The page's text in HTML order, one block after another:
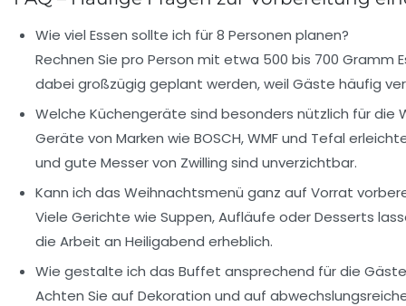
Wie viel Essen sollte ich für 8 Personen planen?
Rechnen Sie pro Person mit etwa 500 bis 700
dabei großzügig geplant werden, weil Gäste häufig
Welche Küchengeräte sind besonders nützlich für die
Geräte von Marken wie BOSCH, WMF und Tefal
und gute Messer von Zwilling sind unverzichtbar.
Kann ich das Weihnachtsmenü ganz auf Vorrat
Viele Gerichte wie Suppen, Aufläufe oder Desserts
die Arbeit an Heiligabend erheblich.
Wie gestalte ich das Buffet ansprechend für die
Achten Sie auf Dekoration und auf